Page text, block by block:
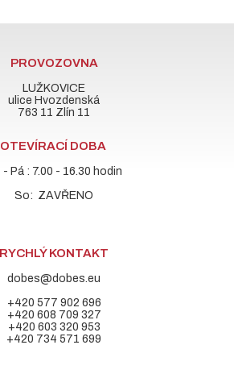
PROVOZOVNA
LUŽKOVICE
ulice Hvozdenská
763 11 Zlín 11
OTEVÍRACÍ DOBA
- Pá : 7.00 - 16.30 hodin
So: ZAVŘENO
RYCHLÝ KONTAKT
dobes@dobes.eu
+420 577 902 696
+420 608 709 327
+420 603 320 953
+420 734 571 699